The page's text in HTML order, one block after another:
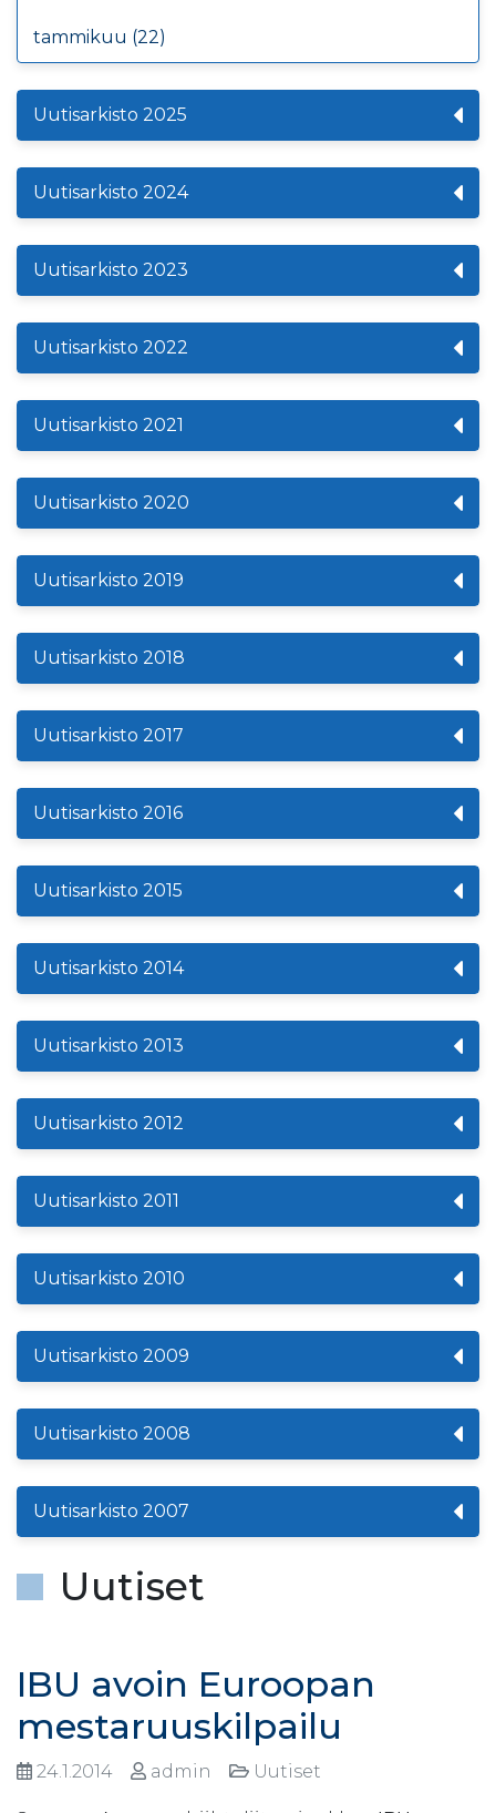
tammikuu (22)
Uutisarkisto 2025
Uutisarkisto 2024
Uutisarkisto 2023
Uutisarkisto 2022
Uutisarkisto 2021
Uutisarkisto 2020
Uutisarkisto 2019
Uutisarkisto 2018
Uutisarkisto 2017
Uutisarkisto 2016
Uutisarkisto 2015
Uutisarkisto 2014
Uutisarkisto 2013
Uutisarkisto 2012
Uutisarkisto 2011
Uutisarkisto 2010
Uutisarkisto 2009
Uutisarkisto 2008
Uutisarkisto 2007
Uutiset
IBU avoin Euroopan
mestaruuskilpailu
24.1.2014 admin Uutiset